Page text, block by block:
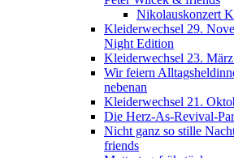
Nikolauskonzert
Kleiderwechsel 29.
Night Edition
Kleiderwechsel 23.
Wir feiern
nebenan
Kleiderwechsel 21.
Die Herz-As-Revival-
Nicht ganz so stille
friends